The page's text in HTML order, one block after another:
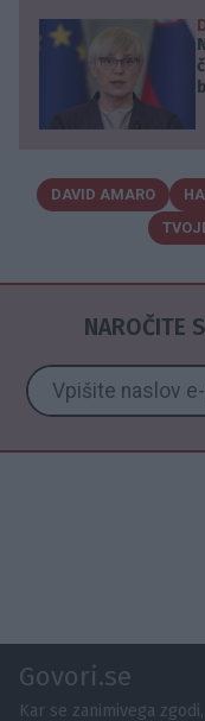
DAVID AMARO
NAROČITE
Govori.se
Kar se zanimivega